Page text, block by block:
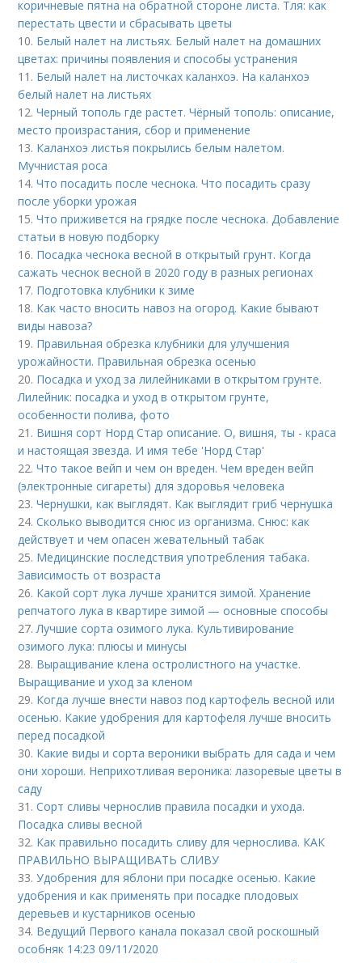
коричневые пятна на обратной стороне листа. Тля: как
перестать цвести и сбрасывать цветы
10. Белый налет на листьях. Белый налет на домашних
цветах: причины появления и способы устранения
11. Белый налет на листочках каланхоэ. На каланхоэ
белый налет на листьях
12.Черный тополь где растет. Чёрный тополь: описание,
место произрастания, сбор и применение
13. Каланхоэ листья покрылись белым налетом.
Мучнистая роса
14.Что посадить после чеснока. Что посадить сразу
после уборки урожая
15.Что приживется на грядке после чеснока. Добавление
статьи в новую подборку
16. Посадка чеснока весной в открытый грунт. Когда
сажать чеснок весной в 2020 году в разных регионах
17. Подготовка клубники к зиме
18. Как часто вносить навоз на огород. Какие бывают
виды навоза?
19. Правильная обрезка клубники для улучшения
урожайности. Правильная обрезка осенью
20. Посадка и уход за лилейниками в открытом грунте.
Лилейник: посадка и уход в открытом грунте,
особенности полива, фото
21. Вишня сорт Норд Стар описание. О, вишня, ты - краса
и настоящая звезда. И имя тебе 'Hорд Стар'
22.Что такое вейп и чем он вреден. Чем вреден вейп
(электронные сигареты) для здоровья человека
23.Чернушки, как выглядят. Как выглядит гриб чернушка
24.Сколько выводится снюс из организма. Снюс: как
действует и чем опасен жевательный табак
25. Медицинские последствия употребления табака.
Зависимость от возраста
26. Какой сорт лука лучше хранится зимой. Хранение
репчатого лука в квартире зимой — основные способы
27. Лучшие сорта озимого лука. Культивирование
озимого лука: плюсы и минусы
28. Выращивание клена остролистного на участке.
Выращивание и уход за кленом
29. Когда лучше внести навоз под картофель весной или
осенью. Какие удобрения для картофеля лучше вносить
перед посадкой
30. Какие виды и сорта вероники выбрать для сада и чем
они хороши. Неприхотливая вероника: лазоревые цветы в
саду
31.Сорт сливы чернослив правила посадки и ухода.
Посадка сливы весной
32. Как правильно посадить сливу для чернослива. КАК
ПРАВИЛЬНО ВЫРАЩИВАТЬ СЛИВУ
33.Удобрения для яблони при посадке осенью. Какие
удобрения и как применять при посадке плодовых
деревьев и кустарников осенью
34. Ведущий Первого канала показал свой роскошный
особняк 14:23 09/11/2020